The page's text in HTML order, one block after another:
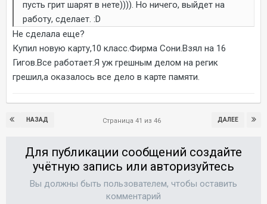
пусть грит шарят в нете)))). Но ничего, выйдет на
работу, сделает. :D
Не сделала еще?
Купил новую карту,10 класс.Фирма Сони.Взял на 16
Гигов.Все работает.Я уж грешным делом на регик
грешил,а оказалось все дело в карте памяти.
НАЗАД ДАЛЕЕ
Страница 41 из 46
Для публикации сообщений создайте
учётную запись или авторизуйтесь
Вы должны быть пользователем, чтобы оставить
комментарий